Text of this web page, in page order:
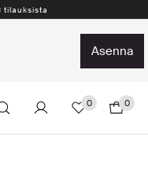
tilauksista
asenna
0 0